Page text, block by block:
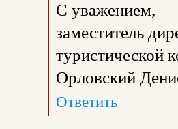
С уважением,
заместитель
туристической
Орловский
Ответить